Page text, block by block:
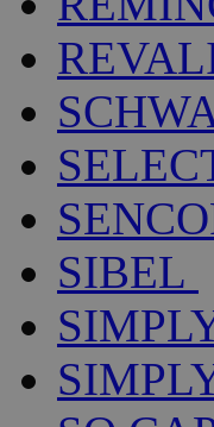
SIBEL